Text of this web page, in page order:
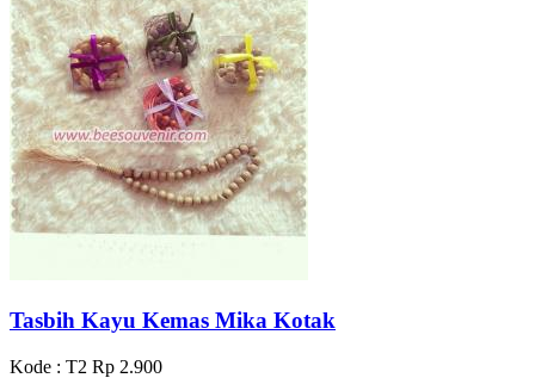
Tasbih Kayu Kemas Mika Kotak
Kode : T2 Rp 2.900